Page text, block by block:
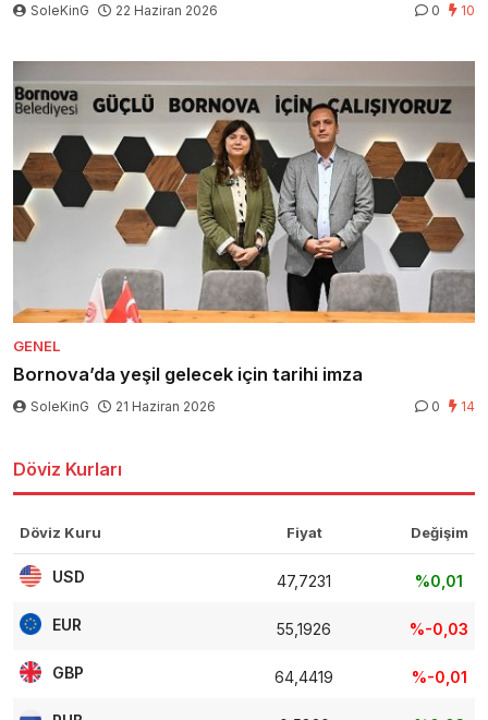
SoleKinG 22 Haziran 2026 0 10
GENEL
Bornova’da yeşil gelecek için tarihi imza
SoleKinG 21 Haziran 2026 0 14
Döviz Kurları
Döviz Kuru Fiyat Değişim
USD 47,7231 %0,01
EUR 55,1926 %-0,03
GBP 64,4419 %-0,01